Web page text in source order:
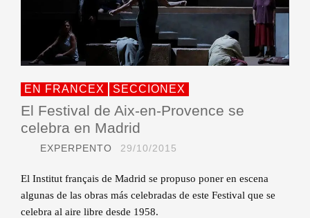
EN FRANCEX SECCIONEX
El Festival de Aix-en-Provence se
celebra en Madrid
EXPERPENTO 29/10/2015
El Institut français de Madrid se propuso poner en escena
algunas de las obras más celebradas de este Festival que se
celebra al aire libre desde 1958.